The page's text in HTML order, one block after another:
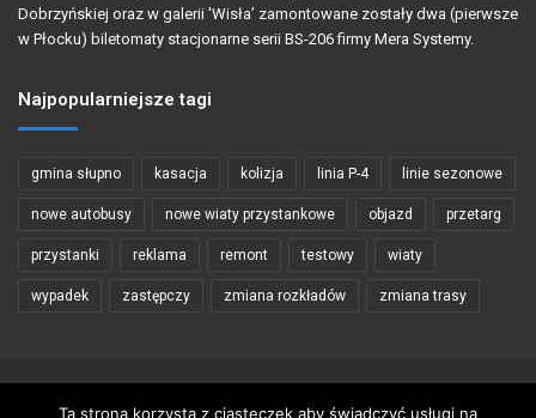
Dobrzyńskiej oraz w galerii 'Wisła’ zamontowane zostały dwa (pierwsze
w Płocku) biletomaty stacjonarne serii BS-206 firmy Mera Systemy.
Najpopularniejsze tagi
gmina słupno kasacja kolizja linia P-4 linie sezonowe
nowe autobusy nowe wiaty przystankowe objazd przetarg
przystanki reklama remont testowy wiaty
wypadek zastępczy zmiana rozkładów zmiana trasy
Ta strona korzysta z ciasteczek aby świadczyć usługi na